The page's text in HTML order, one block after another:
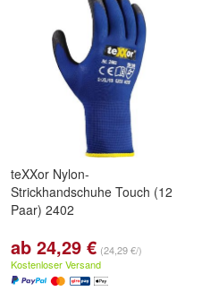
teXXor Nylon-
Strickhandschuhe Touch (12
Paar) 2402
ab 24,29 € (24,29 €/)
Kostenloser Versand